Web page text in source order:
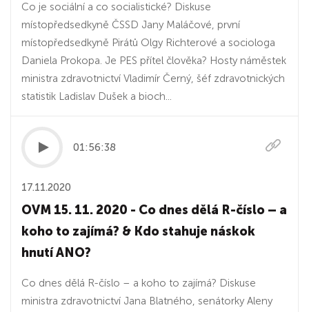
Co je sociální a co socialistické? Diskuse
místopředsedkyně ČSSD Jany Maláčové, první
místopředsedkyně Pirátů Olgy Richterové a sociologa
Daniela Prokopa. Je PES přítel člověka? Hosty náměstek
ministra zdravotnictví Vladimír Černý, šéf zdravotnických
statistik Ladislav Dušek a bioch...
01:56:38
17.11.2020
OVM 15. 11. 2020 - Co dnes dělá R-číslo – a
koho to zajímá? & Kdo stahuje náskok
hnutí ANO?
Co dnes dělá R-číslo – a koho to zajímá? Diskuse
ministra zdravotnictví Jana Blatného, senátorky Aleny